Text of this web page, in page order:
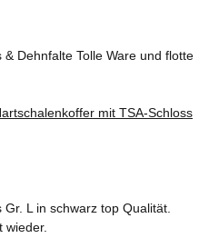
Dehnfalte Tolle Ware und flotte
L in schwarz top Qualität.
wieder.